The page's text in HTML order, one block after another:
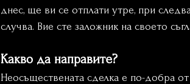
днес, ще ви се отплати утре, при
случва. Вие сте заложник на своето
Какво да направите?
Неосъществената сделка е по-добра